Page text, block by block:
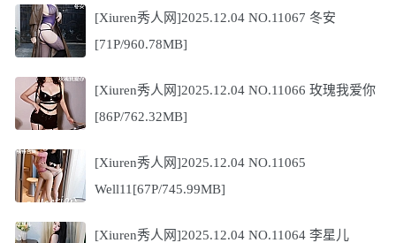
[Xiuren秀人网]2025.12.04 NO.11067 冬安
[71P/960.78MB]
[Xiuren秀人网]2025.12.04 NO.11066 玫瑰我爱你
[86P/762.32MB]
[Xiuren秀人网]2025.12.04 NO.11065
Well11[67P/745.99MB]
[Xiuren秀人网]2025.12.04 NO.11064 李星儿